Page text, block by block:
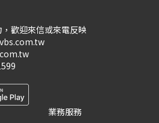
歡迎來信或來電反映
業務服務